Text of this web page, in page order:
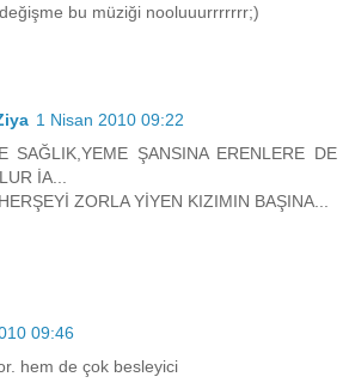
bu müziği nooluuurrrrrrr;)
1 Nisan 2010 09:22
SAĞLIK,YEME ŞANSINA ERENLERE DE
İA...
ZORLA YİYEN KIZIMIN BAŞINA...
09:46
hem de çok besleyici